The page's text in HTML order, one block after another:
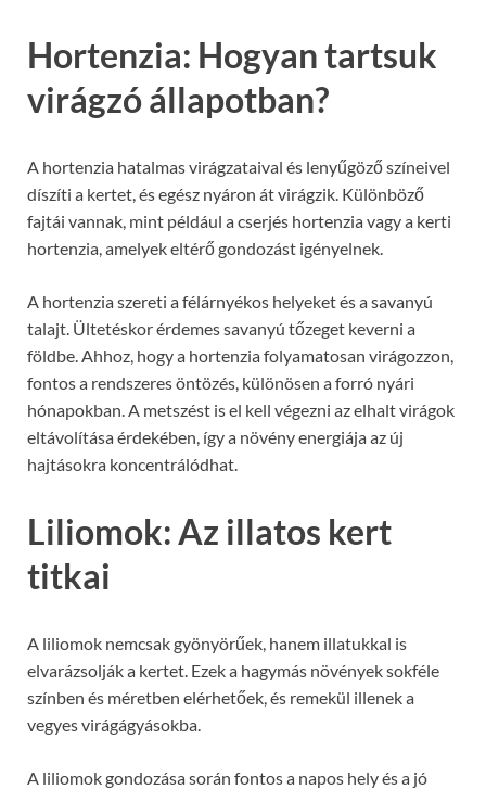
Hortenzia: Hogyan tartsuk
virágzó állapotban?
A hortenzia hatalmas virágzataival és lenyűgöző színeivel
díszíti a kertet, és egész nyáron át virágzik. Különböző
fajtái vannak, mint például a cserjés hortenzia vagy a kerti
hortenzia, amelyek eltérő gondozást igényelnek.
A hortenzia szereti a félárnyékos helyeket és a savanyú
talajt. Ültetéskor érdemes savanyú tőzeget keverni a
földbe. Ahhoz, hogy a hortenzia folyamatosan virágozzon,
fontos a rendszeres öntözés, különösen a forró nyári
hónapokban. A metszést is el kell végezni az elhalt virágok
eltávolítása érdekében, így a növény energiája az új
hajtásokra koncentrálódhat.
Liliomok: Az illatos kert
titkai
A liliomok nemcsak gyönyörűek, hanem illatukkal is
elvarázsolják a kertet. Ezek a hagymás növények sokféle
színben és méretben elérhetőek, és remekül illenek a
vegyes virágágyásokba.
A liliomok gondozása során fontos a napos hely és a jó